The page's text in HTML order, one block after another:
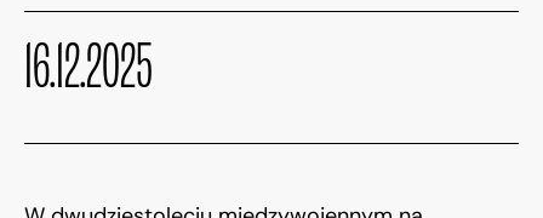
16.12.2025